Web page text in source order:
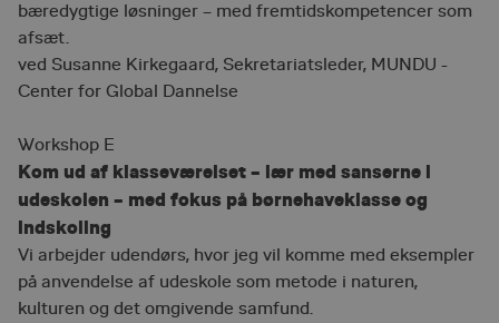
bæredygtige løsninger – med fremtidskompetencer som
afsæt.
ved Susanne Kirkegaard, Sekretariatsleder, MUNDU -
Center for Global Dannelse
Workshop E
Kom ud af klasseværelset – lær med sanserne i
udeskolen – med fokus på børnehaveklasse og
indskoling
Vi arbejder udendørs, hvor jeg vil komme med eksempler
på anvendelse af udeskole som metode i naturen,
kulturen og det omgivende samfund.